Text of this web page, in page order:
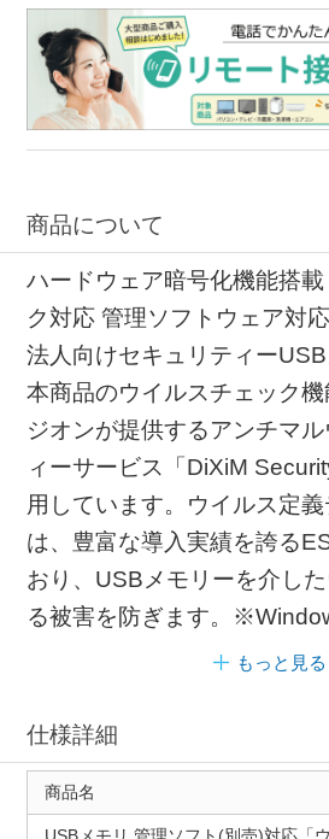
セキュリティー Windows
Windows ウイルス対策
商品について
ハードウェア暗号化機能搭
ク対応 管理ソフトウェア対
法人向けセキュリティーUSB
本商品のウイルスチェック
ジオンが提供するアンチマ
ィーサービス「DiXiM
用しています。ウイルス定
は、豊富な導入実績を誇る
おり、USBメモリーを介し
る被害を防ぎます。
もっと見る
仕様詳細
商品名